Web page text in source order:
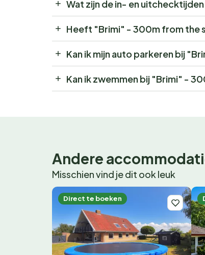
Wat zijn de in- en
Heeft "Brimi" - 300m from the
Kan ik mijn auto parkeren bij
Kan ik zwemmen bij "Brimi" -
Andere
Misschien vind je dit ook leuk
Direct te boeken